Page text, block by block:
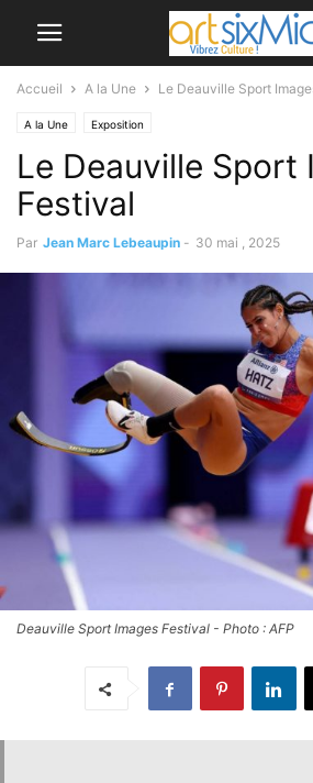
Accueil A la Une Le Deauville Sport
A la Une Exposition
Le Deauville Sport
Festival
Par Jean Marc Lebeaupin - 30 mai , 2025
Deauville Sport Images Festival - Photo : AFP